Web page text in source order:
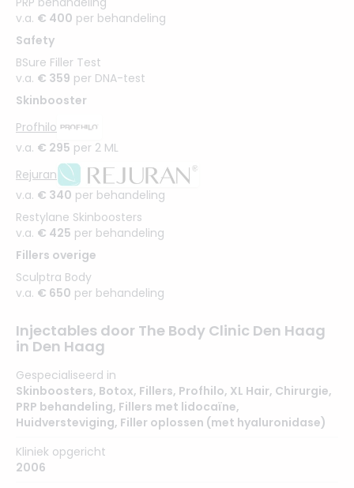
v.a. € 400 per behandeling
Safety
BSure Filler Test
v.a. € 359 per DNA-test
Skinbooster
Profhilo
v.a. € 295 per 2 ML
Rejuran
v.a. € 340 per behandeling
Restylane Skinboosters
v.a. € 425 per behandeling
Fillers overige
Sculptra Body
v.a. € 650 per behandeling
Injectables door The Body Clinic Den Haag
in Den Haag
Gespecialiseerd in
Skinboosters, Botox, Fillers, Profhilo, XL Hair, Chirurgie,
PRP behandeling, Fillers met lidocaïne,
Huidversteviging, Filler oplossen (met hyaluronidase)
Kliniek opgericht
2006